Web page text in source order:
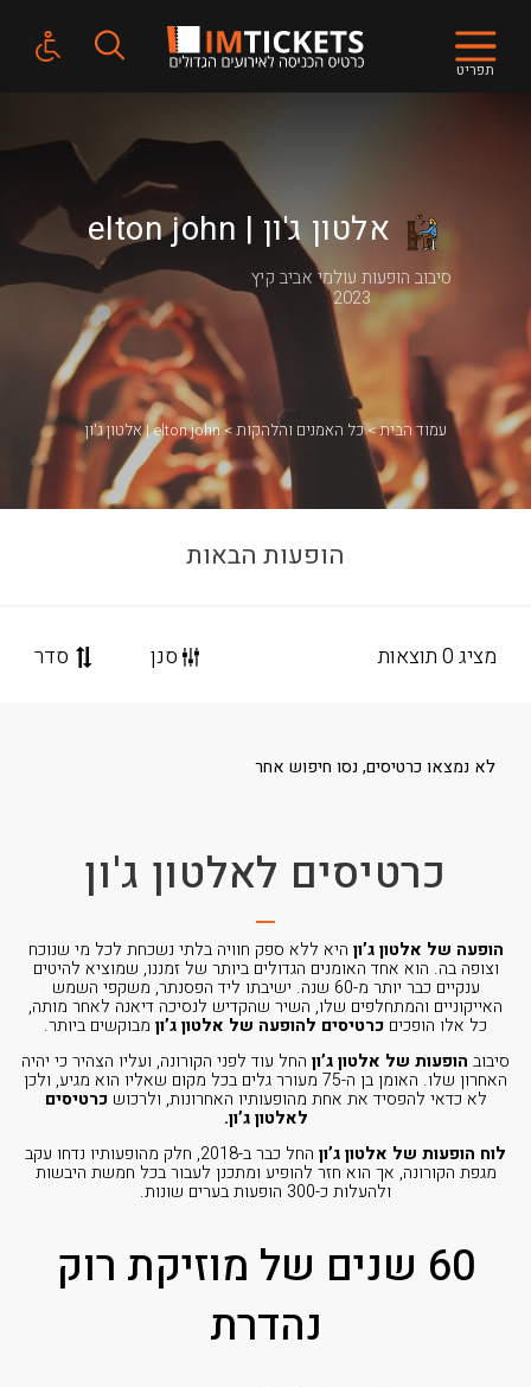
תפריט
אלטון ג'ון | elton john
סיבוב הופעות עולמי אביב קיץ
2023
אלטון ג'ון | elton john כל האמנים והלהקות עמוד הבית
הופעות הבאות
מציג 0 תוצאות סנן סדר
לא נמצאו כרטיסים, נסו חיפוש אחר
כרטיסים לאלטון ג'ון
הופעה של אלטון ג’ון היא ללא ספק חוויה בלתי נשכחת לכל מי שנוכח
וצופה בה. הוא אחד האומנים הגדולים ביותר של זמננו, שמוציא להיטים
ענקיים כבר יותר מ-60 שנה. ישיבתו ליד הפסנתר, משקפי השמש
האייקוניים והמתחלפים שלו, השיר שהקדיש לנסיכה דיאנה לאחר מותה,
כל אלו הופכים כרטיסים להופעה של אלטון ג’ון מבוקשים ביותר.
סיבוב הופעות של אלטון ג’ון החל עוד לפני הקורונה, ועליו הצהיר כי יהיה
האחרון שלו. האומן בן ה-75 מעורר גלים בכל מקום שאליו הוא מגיע, ולכן
לא כדאי להפסיד את אחת מהופעותיו האחרונות, ולרכושכרטיסים
לאלטון ג’ון.
לוח הופעות של אלטון ג’ון
החל כבר ב-2018, חלק מהופעותיו נדחו עקב
מגפת הקורונה, אך הוא חזר להופיע ומתכנן לעבור בכל חמשת היבשות
ולהעלות כ-300 הופעות בערים שונות.
60 שנים של מוזיקת רוק
נהדרת